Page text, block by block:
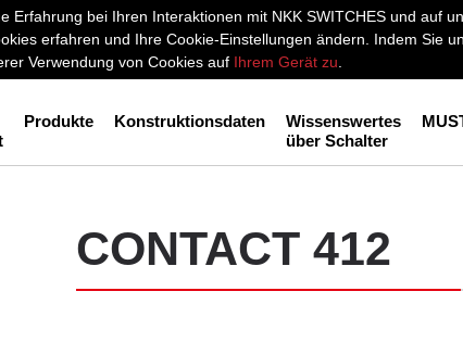
Erfahrung bei Ihren Interaktionen mit NKK SWITCHES und auf
erfahren und Ihre Cookie-Einstellungen ändern. Indem Sie
Verwendung von Cookies auf Ihrem Gerät zu
Produkte Konstruktionsdaten
Wissenswertes
über Schalter
CONTACT 412